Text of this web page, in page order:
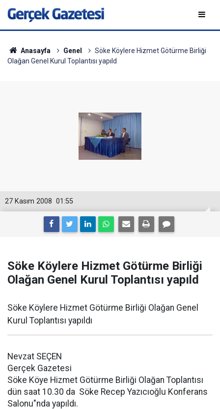
Anasayfa Genel
Söke Köylere Hizmet Götürme Birliği
Olağan Genel Kurul Toplantısı yapıld
01:55
27 Kasım 2008
Söke Köylere Hizmet Götürme Birliği
Olağan Genel Kurul Toplantısı yapıld
Söke Köylere Hizmet Götürme Birliği Olağan Genel
Kurul Toplantısı yapıldı
Nevzat SEÇEN
Gerçek Gazetesi
Söke Köye Hizmet Götürme Birliği Olağan Toplantısı
dün saat 10.30 da Söke Recep Yazıcıoğlu Konferans
Salonu"nda yapıldı.